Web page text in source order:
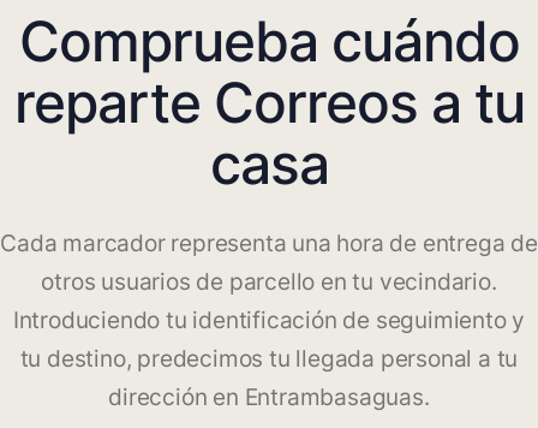
Comprueba cuándo
reparte Correos a tu
casa
Cada marcador representa una hora de entrega de
otros usuarios de parcello en tu vecindario.
Introduciendo tu identificación de seguimiento y
tu destino, predecimos tu llegada personal a tu
dirección en Entrambasaguas.